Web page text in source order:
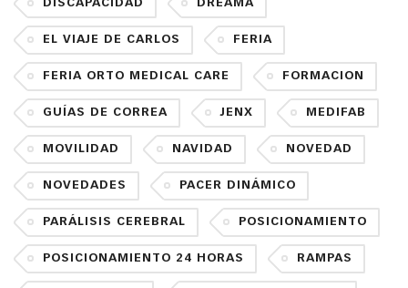
DISCAPACIDAD DREAMA
EL VIAJE DE CARLOS FERIA
FERIA ORTO MEDICAL CARE FORMACION
GUÍAS DE CORREA JENX MEDIFAB
MOVILIDAD NAVIDAD NOVEDAD
NOVEDADES PACER DINÁMICO
PARÁLISIS CEREBRAL POSICIONAMIENTO
POSICIONAMIENTO 24 HORAS RAMPAS